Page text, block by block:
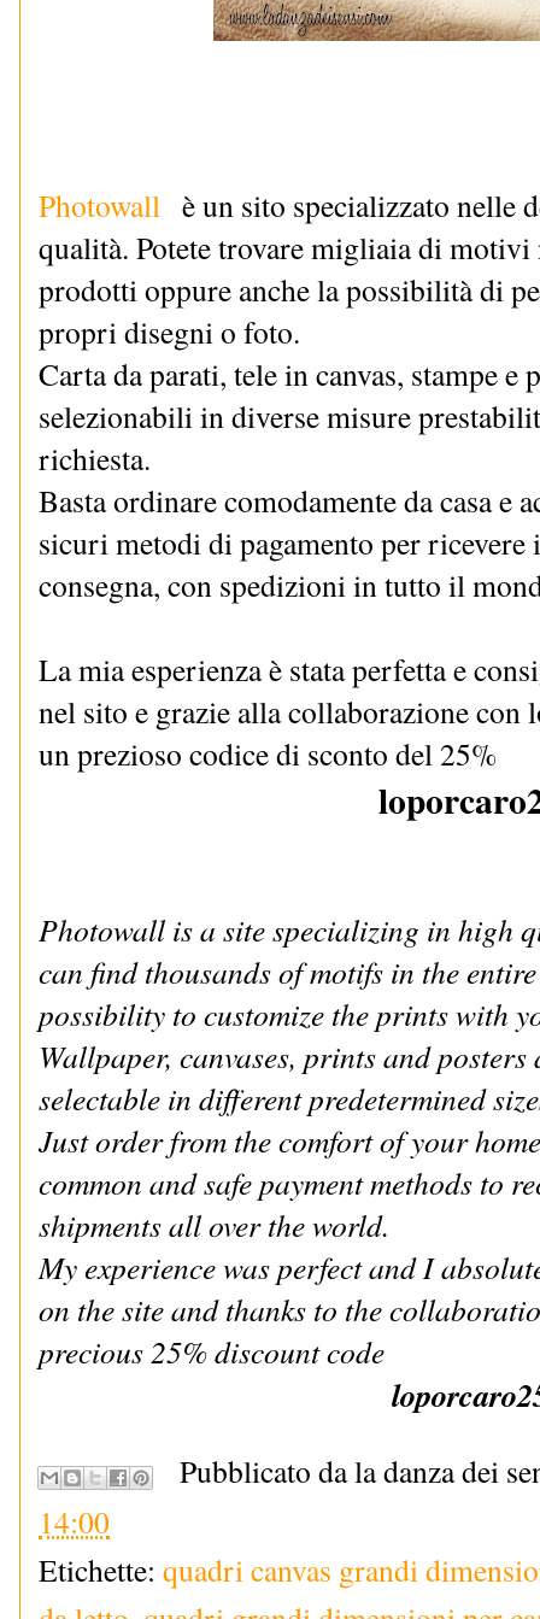
Photowall è un sito specializzato nelle
qualità. Potete trovare migliaia di
prodotti oppure anche la possibilità di
propri disegni o foto.
Carta da parati, tele in canvas, stampe
selezionabili in diverse misure
richiesta.
Basta ordinare comodamente da casa e
sicuri metodi di pagamento per
consegna, con spedizioni in tutto il
La mia esperienza è stata perfetta e
nel sito e grazie alla collaborazione con
un prezioso codice di sconto del 25%
Photowall is a site specializing in high
can find thousands of motifs in the
possibility to customize the prints with
Wallpaper, canvases, prints and
selectable in different predetermined
Just order from the comfort of your
common and safe payment methods to
shipments all over the world.
My experience was perfect and I
on the site and thanks to the
precious 25% discount code
Pubblicato da la danza dei
14:00
Etichette: quadri canvas grandi